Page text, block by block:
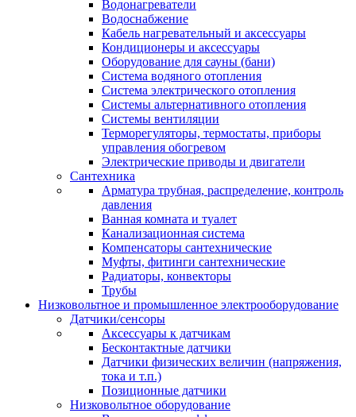
Водонагреватели
Водоснабжение
Кабель нагревательный и аксессуары
Кондиционеры и аксессуары
Оборудование для сауны (бани)
Система водяного отопления
Система электрического отопления
Системы альтернативного отопления
Системы вентиляции
Терморегуляторы, термостаты, приборы
управления обогревом
Электрические приводы и двигатели
Сантехника
Арматура трубная, распределение, контроль
давления
Ванная комната и туалет
Канализационная система
Компенсаторы сантехнические
Муфты, фитинги сантехнические
Радиаторы, конвекторы
Трубы
Низковольтное и промышленное электрооборудование
Датчики/сенсоры
Аксессуары к датчикам
Бесконтактные датчики
Датчики физических величин (напряжения,
тока и т.п.)
Позиционные датчики
Низковольтное оборудование